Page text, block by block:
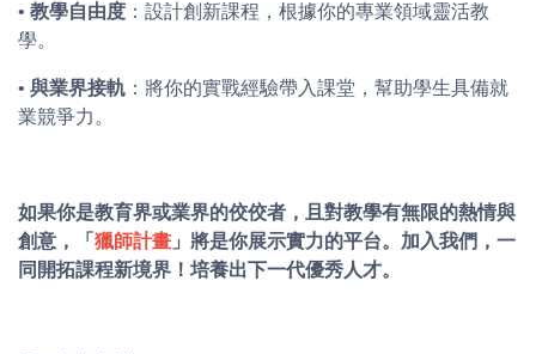
• 教學自由度 ：設計創新課程，根據你的專業領域靈活教
學。
• 與業界接軌 ：將你的實戰經驗帶入課堂，幫助學生具備就
業競爭力。
如果你是教育界或業界的佼佼者，且對教學有無限的熱情與
創意，「 獵師計畫 」將是你展示實力的平台。加入我們，一
同開拓課程新境界！培養出下一代優秀人才。